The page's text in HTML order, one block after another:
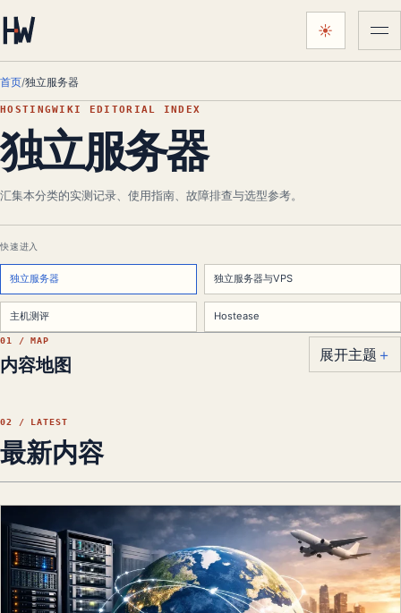
颜色主题：
☀跟随系统 菜
首页/独立服务器
HOSTINGWIKI EDITORIAL INDEX
独立服务器
汇集本分类的实测记录、使用指南、故障排查与选型参考。
快速进入
独立服务器 独立服务器与VPS
主机测评 Hostease
01 / MAP
内容地图 展开主题 ＋
02 / LATEST
最新内容